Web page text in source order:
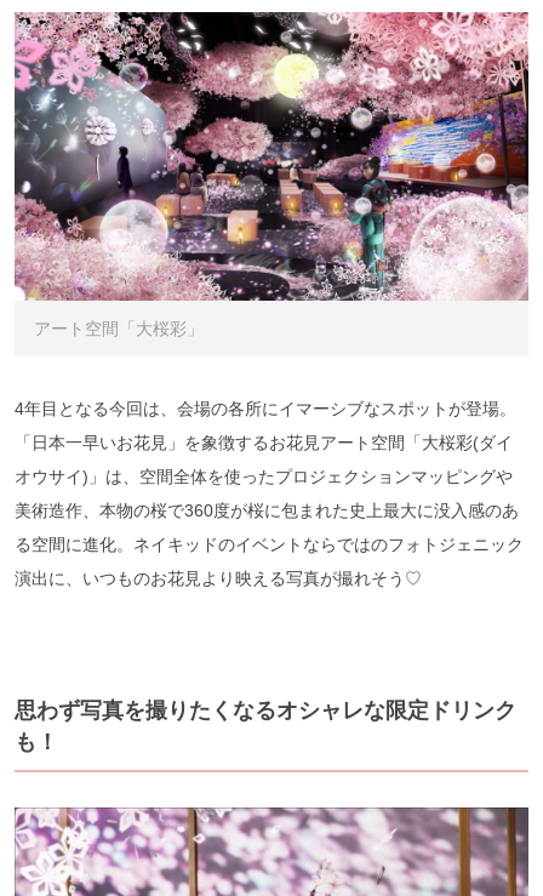
アート空間「大桜彩」
4年目となる今回は、会場の各所にイマーシブなスポットが登場。
「日本一早いお花見」を象徴するお花見アート空間「大桜彩(ダイ
オウサイ)」は、空間全体を使ったプロジェクションマッピングや
美術造作、本物の桜で360度が桜に包まれた史上最大に没入感のあ
る空間に進化。ネイキッドのイベントならではのフォトジェニック
演出に、いつものお花見より映える写真が撮れそう♡
思わず写真を撮りたくなるオシャレな限定ドリンク
も！